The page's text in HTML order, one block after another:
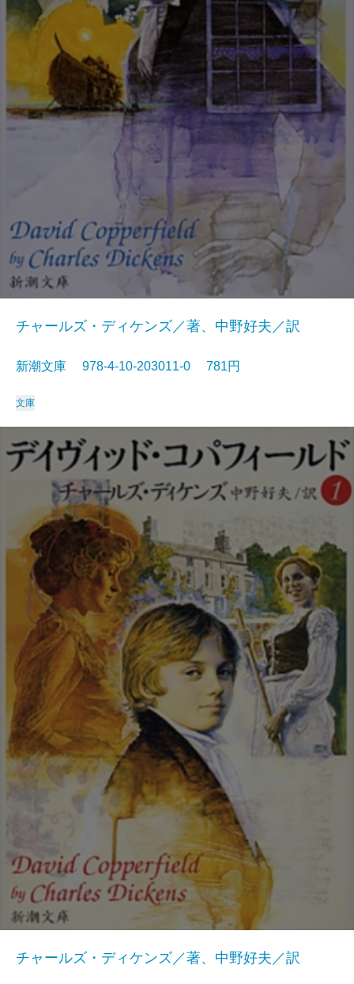
チャールズ・ディケンズ／著、中野好夫／訳
新潮文庫 978-4-10-203011-0 781円
文庫
チャールズ・ディケンズ／著、中野好夫／訳